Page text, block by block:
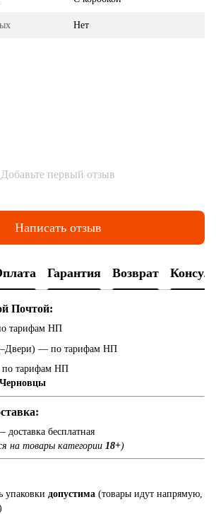
Нет
Добавьте первый отзыв
Написать отзыв
Гарантия Возврат
Почтой:
тарифам НП
— по тарифам НП
тарифам НП
Черновцы
доставка бесплатная
на товары категории 18+)
упаковки допустима (товары идут напрямую,